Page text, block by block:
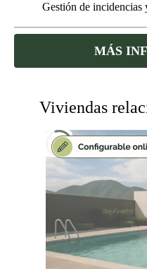
Gestión de incidencias
MÁS
Viviendas